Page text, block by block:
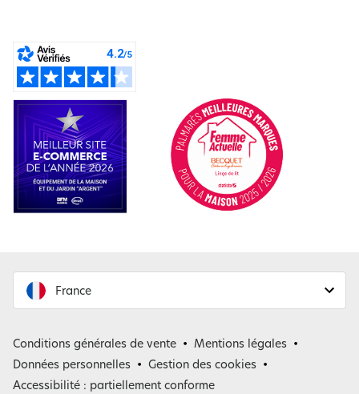
France
Belgique
Conditions générales de vente
Mentions légales
Données personnelles
Gestion des cookies
Accessibilité : partiellement conforme